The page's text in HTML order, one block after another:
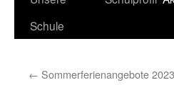
Schule
← Sommerferienangebote 2023